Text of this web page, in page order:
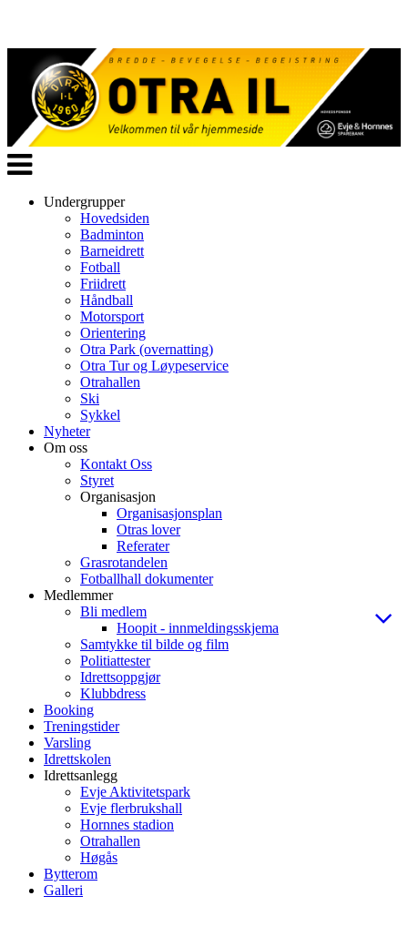
Veksle
navigasjon
Undergrupper
Hovedsiden
Badminton
Barneidrett
Fotball
Friidrett
Håndball
Motorsport
Orientering
Otra Park (overnatting)
Otra Tur og Løypeservice
Otrahallen
Ski
Sykkel
Nyheter
Om oss
Kontakt Oss
Styret
Organisasjon
Organisasjonsplan
Otras lover
Referater
Grasrotandelen
Fotballhall dokumenter
Medlemmer
Bli medlem
Hoopit - innmeldingsskjema
Samtykke til bilde og film
Politiattester
Idrettsoppgjør
Klubbdress
Booking
Treningstider
Varsling
Idrettskolen
Idrettsanlegg
Evje Aktivitetspark
Evje flerbrukshall
Hornnes stadion
Otrahallen
Høgås
Bytterom
Galleri